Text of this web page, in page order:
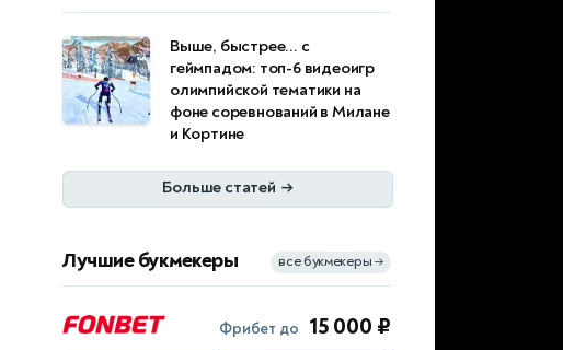
Выше, быстрее... с
геймпадом: топ-6 видеоигр
олимпийской тематики на
фоне соревнований в Милане
и Кортине
Больше статей →
Лучшие букмекеры все букмекеры →
Фрибет до 15 000 ₽